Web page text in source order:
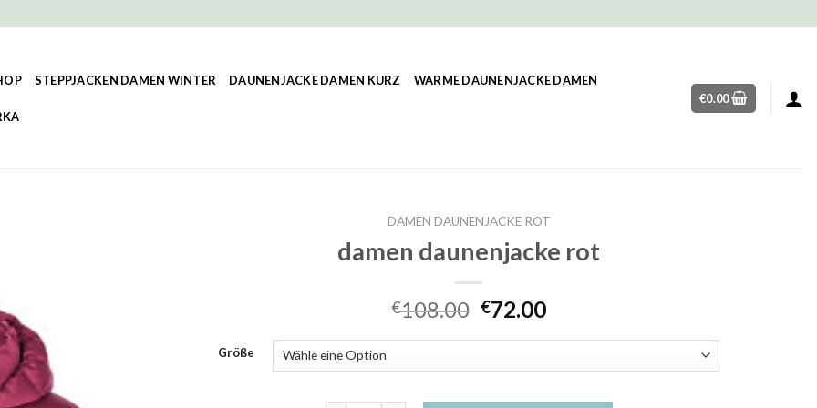
STEPPJACKEN DAMEN WINTER DAUNENJACKE DAMEN KURZ WARME DAUNENJACKE DAMEN
€0.00
DAMEN DAUNENJACKE ROT
damen daunenjacke rot
€108.00 €72.00
Größe